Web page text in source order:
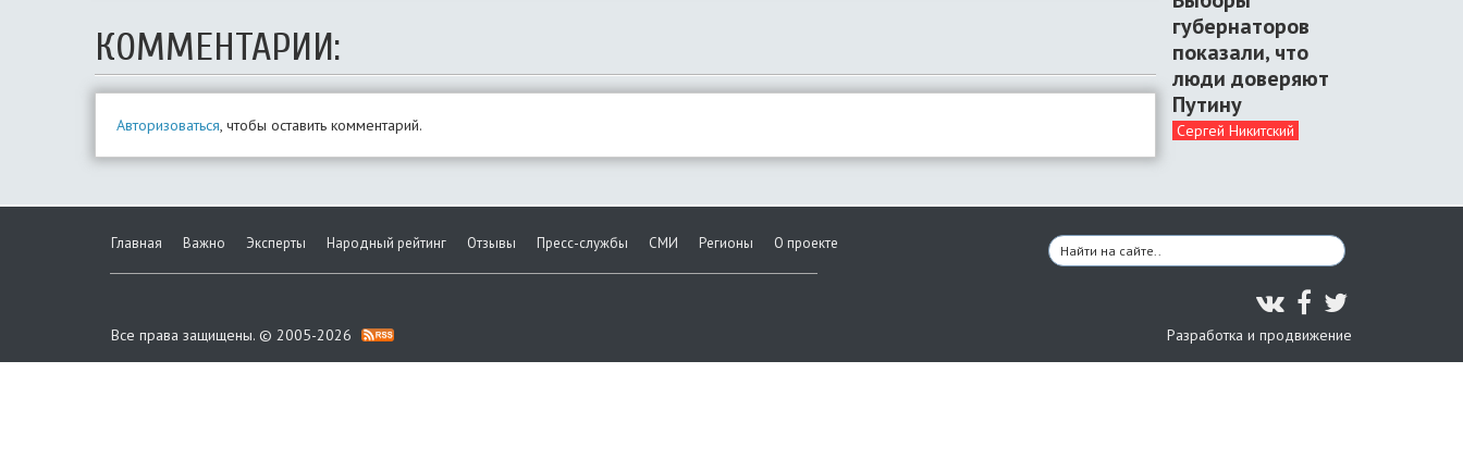
КОММЕНТАРИИ:
Авторизоваться, чтобы оставить комментарий.
губернаторов
показали, что
люди доверяют
Путину
Сергей Никитский
Главная Важно Эксперты Народный рейтинг Отзывы Пресс-службы СМИ Регионы О проекте
Все права защищены. © 2005-2026 Разработка и продвижение